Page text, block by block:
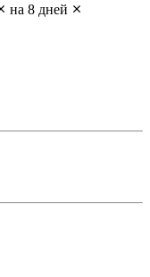
на 8 дней